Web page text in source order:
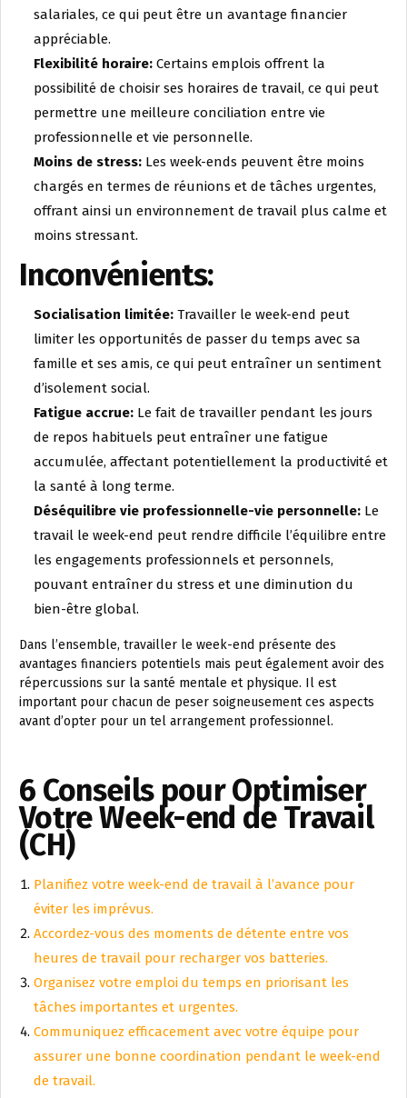
salariales, ce qui peut être un avantage financier
appréciable.
Flexibilité horaire: Certains emplois offrent la
possibilité de choisir ses horaires de travail, ce qui peut
permettre une meilleure conciliation entre vie
professionnelle et vie personnelle.
Moins de stress: Les week-ends peuvent être moins
chargés en termes de réunions et de tâches urgentes,
offrant ainsi un environnement de travail plus calme et
moins stressant.
Inconvénients:
Socialisation limitée: Travailler le week-end peut
limiter les opportunités de passer du temps avec sa
famille et ses amis, ce qui peut entraîner un sentiment
d’isolement social.
Fatigue accrue: Le fait de travailler pendant les jours
de repos habituels peut entraîner une fatigue
accumulée, affectant potentiellement la productivité et
la santé à long terme.
Déséquilibre vie professionnelle-vie personnelle: Le
travail le week-end peut rendre difficile l’équilibre entre
les engagements professionnels et personnels,
pouvant entraîner du stress et une diminution du
bien-être global.
Dans l’ensemble, travailler le week-end présente des
avantages financiers potentiels mais peut également avoir des
répercussions sur la santé mentale et physique. Il est
important pour chacun de peser soigneusement ces aspects
avant d’opter pour un tel arrangement professionnel.
6 Conseils pour Optimiser
Votre Week-end de Travail
(CH)
Planifiez votre week-end de travail à l’avance pour
éviter les imprévus.
Accordez-vous des moments de détente entre vos
heures de travail pour recharger vos batteries.
Organisez votre emploi du temps en priorisant les
tâches importantes et urgentes.
Communiquez efficacement avec votre équipe pour
assurer une bonne coordination pendant le week-end
de travail.